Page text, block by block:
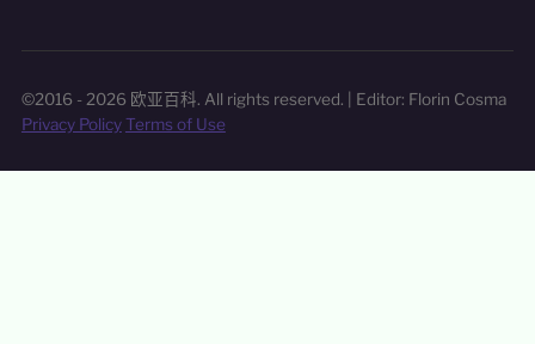
©2016 - 2026 欧亚百科. All rights reserved. | Editor: Florin Cosma
Privacy PolicyTerms of Use